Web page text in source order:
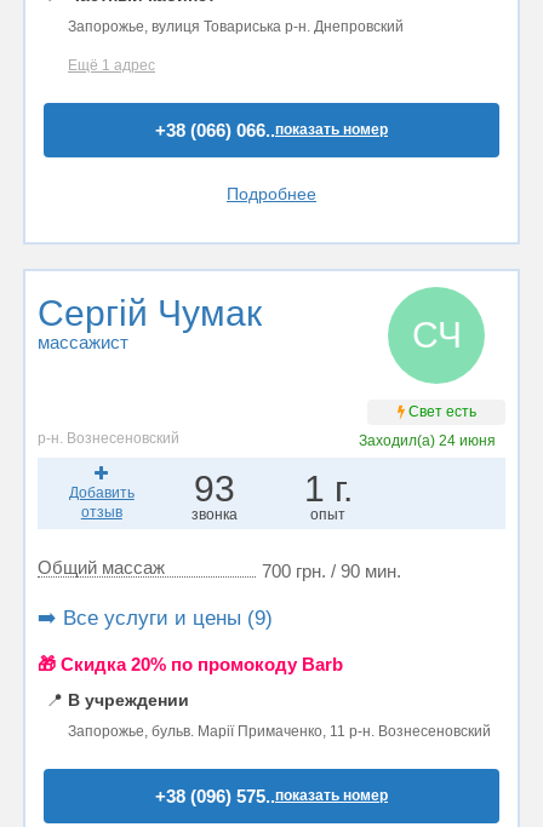
Запорожье, вулиця Товариська р-н. Днепровский
Ещё 1 адрес
+38 (066) 066..показать номер
Подробнее
Сергій Чумак
массажист СЧ
Свет есть
р-н. Вознесеновский
Заходил(а)24 июня
Добавить
отзыв
93
звонка
1 г.
опыт
Общий массаж 700 грн. / 90 мин.
➡️ Все услуги и цены (9)
🎁 Cкидка 20% по промокоду Barb
📍 В учреждении
Запорожье, бульв. Марії Примаченко, 11 р-н. Вознесеновский
+38 (096) 575..показать номер